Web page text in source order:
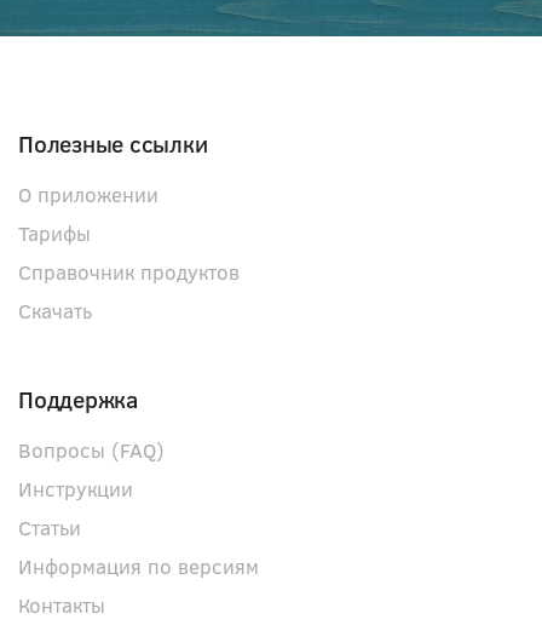
Полезные ссылки
О приложении
Тарифы
Справочник продуктов
Скачать
Поддержка
Вопросы (FAQ)
Инструкции
Статьи
Информация по версиям
Контакты